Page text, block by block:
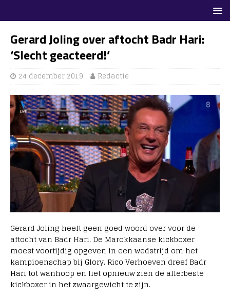
Gerard Joling over aftocht Badr Hari:
‘Slecht geacteerd!’
24 december 2019 Redactie
Gerard Joling heeft geen goed woord over voor de
aftocht van Badr Hari. De Marokkaanse kickboxer
moest voortijdig opgeven in een wedstrijd om het
kampioenschap bij Glory. Rico Verhoeven dreef Badr
Hari tot wanhoop en liet opnieuw zien de allerbeste
kickboxer in het zwaargewicht te zijn.